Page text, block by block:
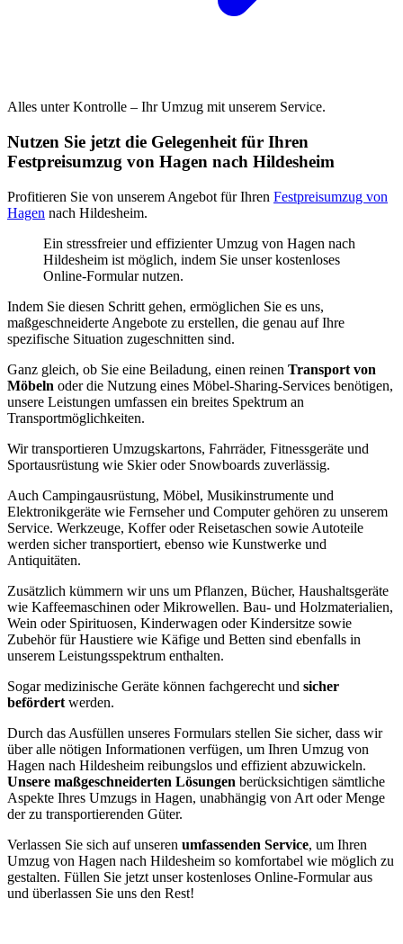
Alles unter Kontrolle – Ihr Umzug mit unserem Service.
Nutzen Sie jetzt die Gelegenheit für Ihren
Festpreisumzug von Hagen nach Hildesheim
Profitieren Sie von unserem Angebot für Ihren Festpreisumzug von
Hagen nach Hildesheim.
Ein stressfreier und effizienter Umzug von Hagen nach
Hildesheim ist möglich, indem Sie unser kostenloses
Online-Formular nutzen.
Indem Sie diesen Schritt gehen, ermöglichen Sie es uns,
maßgeschneiderte Angebote zu erstellen, die genau auf Ihre
spezifische Situation zugeschnitten sind.
Ganz gleich, ob Sie eine Beiladung, einen reinen Transport von
Möbeln oder die Nutzung eines Möbel-Sharing-Services benötigen,
unsere Leistungen umfassen ein breites Spektrum an
Transportmöglichkeiten.
Wir transportieren Umzugskartons, Fahrräder, Fitnessgeräte und
Sportausrüstung wie Skier oder Snowboards zuverlässig.
Auch Campingausrüstung, Möbel, Musikinstrumente und
Elektronikgeräte wie Fernseher und Computer gehören zu unserem
Service. Werkzeuge, Koffer oder Reisetaschen sowie Autoteile
werden sicher transportiert, ebenso wie Kunstwerke und
Antiquitäten.
Zusätzlich kümmern wir uns um Pflanzen, Bücher, Haushaltsgeräte
wie Kaffeemaschinen oder Mikrowellen. Bau- und Holzmaterialien,
Wein oder Spirituosen, Kinderwagen oder Kindersitze sowie
Zubehör für Haustiere wie Käfige und Betten sind ebenfalls in
unserem Leistungsspektrum enthalten.
Sogar medizinische Geräte können fachgerecht und sicher
befördert werden.
Durch das Ausfüllen unseres Formulars stellen Sie sicher, dass wir
über alle nötigen Informationen verfügen, um Ihren Umzug von
Hagen nach Hildesheim reibungslos und effizient abzuwickeln.
Unsere maßgeschneiderten Lösungen berücksichtigen sämtliche
Aspekte Ihres Umzugs in Hagen, unabhängig von Art oder Menge
der zu transportierenden Güter.
Verlassen Sie sich auf unseren umfassenden Service, um Ihren
Umzug von Hagen nach Hildesheim so komfortabel wie möglich zu
gestalten. Füllen Sie jetzt unser kostenloses Online-Formular aus
und überlassen Sie uns den Rest!